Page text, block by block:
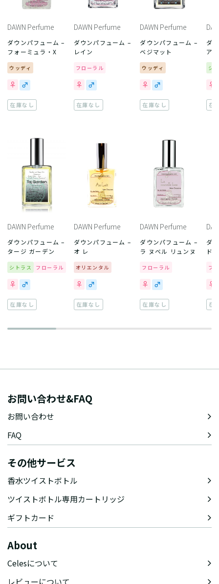
DAWN Perfume
ダウンパフューム –
フォーミュラ・X
ウッディ
在庫なし
DAWN Perfume
ダウンパフューム –
レイン
フローラル
在庫なし
DAWN Perfume
ダウンパフューム –
ベジマット
ウッディ
在庫なし
ダ
アメ
シ
在
DAWN Perfume
ダウンパフューム –
タージ ガーデン
シトラス フローラル
在庫なし
DAWN Perfume
ダウンパフューム –
オ レ
オリエンタル
在庫なし
DAWN Perfume
ダウンパフューム –
ラ ヌベル リュンヌ
フローラル
在庫なし
ダ
ド
フ
在
お問い合わせ&FAQ
お問い合わせ
FAQ
その他サービス
香水ツイストボトル
ツイストボトル専用カートリッジ
ギフトカード
About
Celesについて